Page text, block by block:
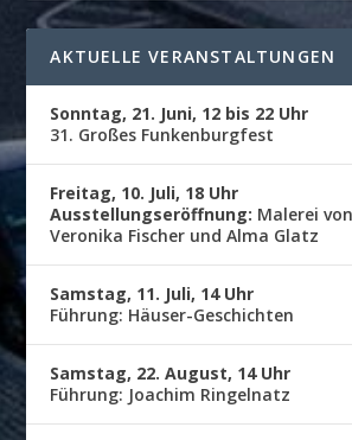
AKTUELLE VERANSTALTUNGEN
Sonntag, 21. Juni, 12 bis 22 Uhr
31. Großes Funkenburgfest
Freitag, 10. Juli, 18 Uhr
Ausstellungseröffnung: Malerei von
Veronika Fischer und Alma Glatz
Samstag, 11. Juli, 14 Uhr
Führung: Häuser-Geschichten
Samstag, 22. August, 14 Uhr
Führung: Joachim Ringelnatz